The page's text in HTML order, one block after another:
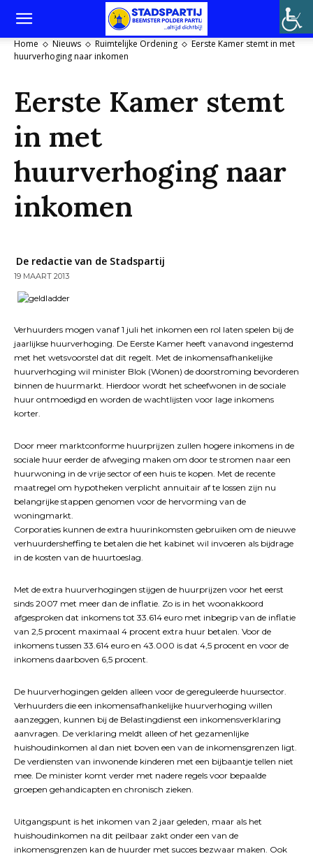
Home Nieuws Ruimtelijke Ordening
Eerste Kamer stemt in met
huurverhoging naar inkomen
Eerste Kamer stemt
in met
huurverhoging naar
inkomen
De redactie van de Stadspartij
19 MAART 2013
Verhuurders mogen vanaf 1 juli het inkomen een rol laten spelen bij de
jaarlijkse huurverhoging. De Eerste Kamer heeft vanavond ingestemd
met het wetsvoorstel dat dit regelt. Met de inkomensafhankelijke
huurverhoging wil minister Blok (Wonen) de doorstroming bevorderen
binnen de huurmarkt. Hierdoor wordt het scheefwonen in de sociale
huur ontmoedigd en worden de wachtlijsten voor lage inkomens
korter.
Door meer marktconforme huurprijzen zullen hogere inkomens in de
sociale huur eerder de afweging maken om door te stromen naar een
huurwoning in de vrije sector of een huis te kopen. Met de recente
maatregel om hypotheken verplicht annuitair af te lossen zijn nu
belangrijke stappen genomen voor de hervorming van de
woningmarkt.
Corporaties kunnen de extra huurinkomsten gebruiken om de nieuwe
verhuurdersheffing te betalen die het kabinet wil invoeren als bijdrage
in de kosten van de huurtoeslag.
Met de extra huurverhogingen stijgen de huurprijzen voor het eerst
sinds 2007 met meer dan de inflatie. Zo is in het woonakkoord
afgesproken dat inkomens tot 33.614 euro met inbegrip van de inflatie
van 2,5 procent maximaal 4 procent extra huur betalen. Voor de
inkomens tussen 33.614 euro en 43.000 is dat 4,5 procent en voor de
inkomens daarboven 6,5 procent.
De huurverhogingen gelden alleen voor de gereguleerde huursector.
Verhuurders die een inkomensafhankelijke huurverhoging willen
aanzeggen, kunnen bij de Belastingdienst een inkomensverklaring
aanvragen. De verklaring meldt alleen of het gezamenlijke
huishoudinkomen al dan niet boven een van de inkomensgrenzen ligt.
De verdiensten van inwonende kinderen met een bijbaantje tellen niet
mee. De minister komt verder met nadere regels voor bepaalde
groepen gehandicapten en chronisch zieken.
Uitgangspunt is het inkomen van 2 jaar geleden, maar als het
huishoudinkomen na dit peilbaar zakt onder een van de
inkomensgrenzen kan de huurder met succes bezwaar maken. Ook